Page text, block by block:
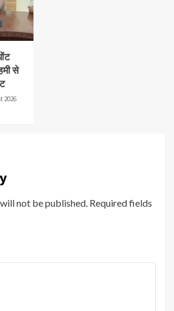
से
2026
not be published. Required fields